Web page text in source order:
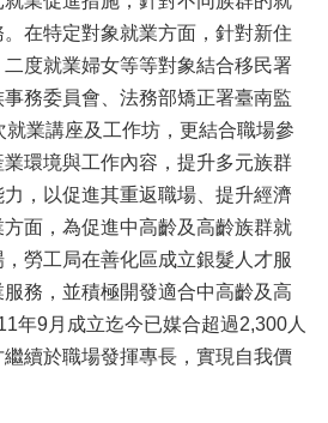
在特定對象就業方面，針對新住
度就業婦女等等對象結合移民署
務委員會、法務部矯正署臺南監
業講座及工作坊，更結合職場參
環境與工作內容，提升多元族群
，以促進其重返職場、提升經濟
面，為促進中高齡及高齡族群就
勞工局在善化區成立銀髮人才服
務，並積極開發適合中高齡及高
年9月成立迄今已媒合超過2,300人
續於職場發揮專長，實現自我價